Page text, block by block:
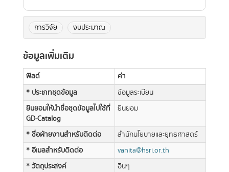
การวิจัย งบประมาณ
ข้อมูลเพิ่มเติม
ฟิลด์
ค่า
* ประเภทชุดข้อมูล
ข้อมูลระเบียน
ยินยอมให้นำชื่อชุดข้อมูลไปใช้ที่
GD-Catalog
ยินยอม
* ชื่อฝ่ายงานสำหรับติดต่อ
สำนักนโยบายและยุทธศาสตร์
* อีเมลสำหรับติดต่อ
vanita@hsri.or.th
* วัตถุประสงค์
อื่นๆ